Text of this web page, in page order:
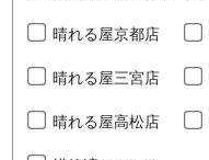
晴れる屋京都店
晴れる屋三宮店
晴れる屋高松店